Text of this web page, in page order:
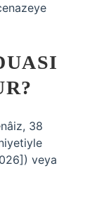
38
veya